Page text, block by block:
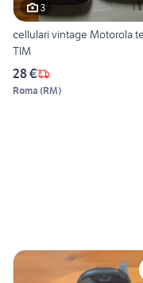
3
cellulari vintage Motorola
TIM
28 €
Roma (RM)